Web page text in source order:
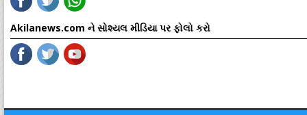
Akilanews.com ને સોશ્યલ મીડિયા પર ફોલો કરો